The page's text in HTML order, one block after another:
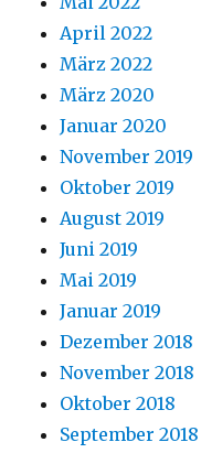
April 2022
März 2022
März 2020
Januar 2020
November 2019
Oktober 2019
August 2019
Juni 2019
Mai 2019
Januar 2019
Dezember 2018
November 2018
Oktober 2018
September 2018